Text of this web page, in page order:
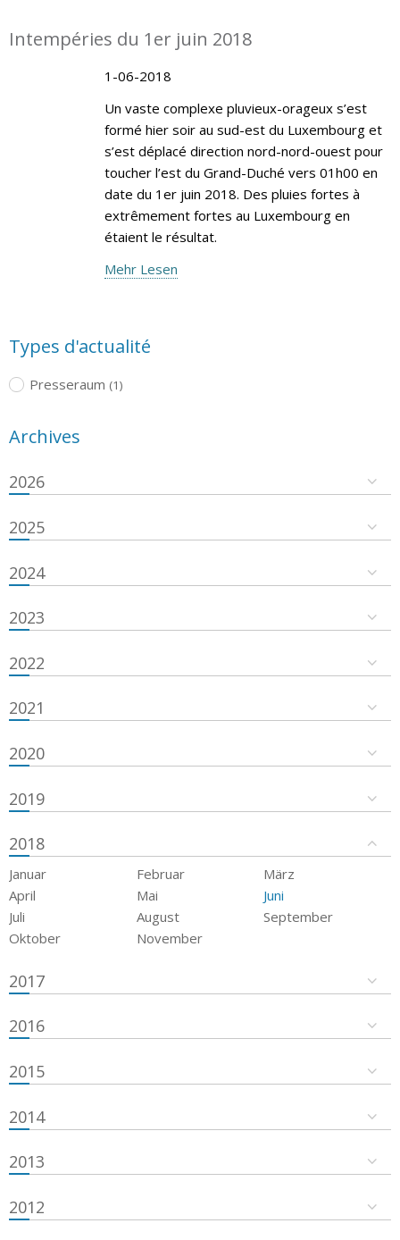
Intempéries du 1er juin 2018
1-06-2018
Un vaste complexe pluvieux-orageux s’est
formé hier soir au sud-est du Luxembourg et
s’est déplacé direction nord-nord-ouest pour
toucher l’est du Grand-Duché vers 01h00 en
date du 1er juin 2018. Des pluies fortes à
extrêmement fortes au Luxembourg en
étaient le résultat.
Mehr Lesen
Types d'actualité
Presseraum (1)
Archives
2026
2025
2024
2023
2022
2021
2020
2019
2018
Januar Februar
März
April
Mai
Juni
Juli
August
September
Oktober
November
2017
2016
2015
2014
2013
2012